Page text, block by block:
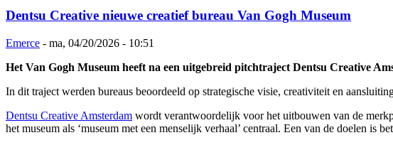
Dentsu Creative nieuwe creatief bureau Van Gogh Museum
Emerce - ma, 04/20/2026 - 10:51
Het Van Gogh Museum heeft na een uitgebreid pitchtraject Dentsu Creative
In dit traject werden bureaus beoordeeld op strategische visie, creativiteit en
Dentsu Creative Amsterdam wordt verantwoordelijk voor het uitbouwen van de
het museum als ‘museum met een menselijk verhaal’ centraal. Een van de doelen is